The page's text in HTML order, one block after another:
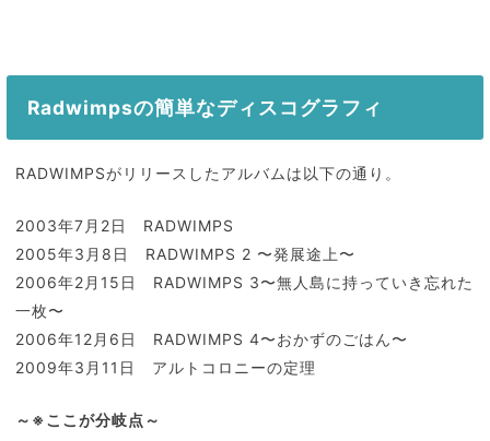
Radwimpsの簡単なディスコグラフィ
RADWIMPSがリリースしたアルバムは以下の通り。
2003年7月2日 RADWIMPS
2005年3月8日 RADWIMPS 2 〜発展途上〜
2006年2月15日 RADWIMPS 3〜無人島に持っていき忘れた
一枚〜
2006年12月6日 RADWIMPS 4〜おかずのごはん〜
2009年3月11日 アルトコロニーの定理
～※ここが分岐点～